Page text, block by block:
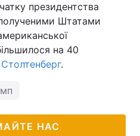
президентства
Штатами
на 40
Столтенберг.
НАС